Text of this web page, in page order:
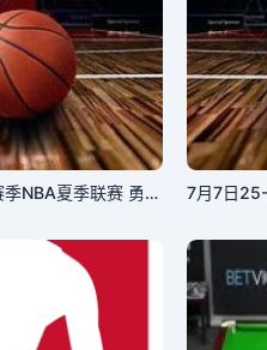
7月7日25-26赛季NBA夏季联赛 勇士蓝队VS篮网